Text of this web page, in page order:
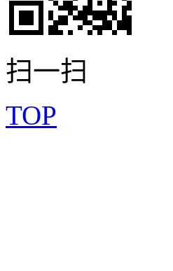
扫一扫
TOP